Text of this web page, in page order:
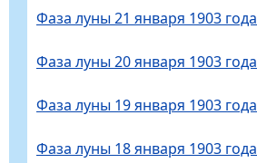
Фаза луны 21 января 1903 года
Фаза луны 20 января 1903 года
Фаза луны 19 января 1903 года
Фаза луны 18 января 1903 года